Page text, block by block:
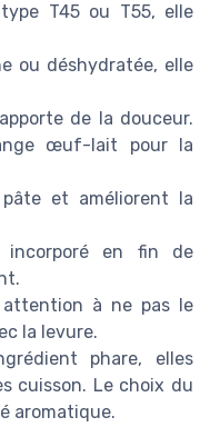
T45 ou T55, elle
ou déshydratée, elle
de la douceur.
œuf-lait pour la
et améliorent la
en fin de
à ne pas le
la levure.
phare, elles
cuisson. Le choix du
aromatique.